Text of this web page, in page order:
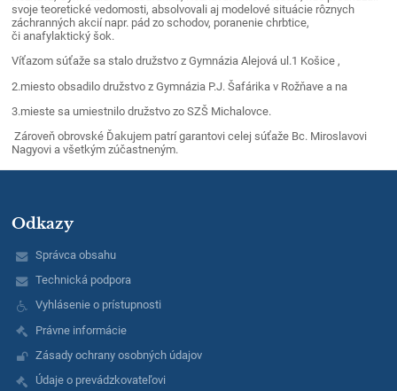
svoje teoretické vedomosti, absolvovali aj modelové situácie rôznych
záchranných akcií napr. pád zo schodov, poranenie chrbtice,
či anafylaktický šok.
Víťazom súťaže sa stalo družstvo z Gymnázia Alejová ul.1 Košice ,
2.miesto obsadilo družstvo z Gymnázia P.J. Šafárika v Rožňave a na
3.mieste sa umiestnilo družstvo zo SZŠ Michalovce.
Zároveň obrovské Ďakujem patrí garantovi celej súťaže Bc. Miroslavovi
Nagyovi a všetkým zúčastneným.
Odkazy
Správca obsahu
Technická podpora
Vyhlásenie o prístupnosti
Právne informácie
Zásady ochrany osobných údajov
Údaje o prevádzkovateľovi